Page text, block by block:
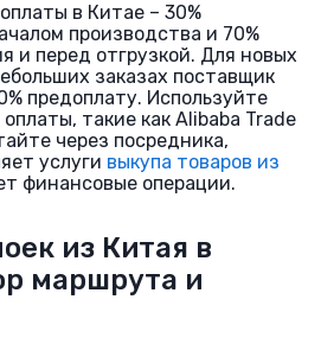
в Китае – 30%
производства и 70%
и перед отгрузкой. Для новых
заказах поставщик
предоплату. Используйте
такие как Alibaba Trade
через посредника,
услуги выкупа товаров из
финансовые операции.
из Китая в
маршрута и